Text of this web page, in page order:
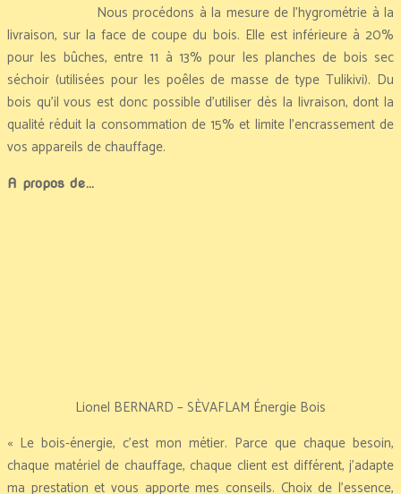
Nous procédons à la mesure de l’hygrométrie à la
livraison, sur la face de coupe du bois. Elle est inférieure à 20%
pour les bûches, entre 11 à 13% pour les planches de bois sec
séchoir (utilisées pour les poêles de masse de type Tulikivi). Du
bois qu’il vous est donc possible d’utiliser dès la livraison, dont la
qualité réduit la consommation de 15% et limite l’encrassement de
vos appareils de chauffage.
A propos de…
Lionel BERNARD – SÈVAFLAM Énergie Bois
« Le bois-énergie, c’est mon métier. Parce que chaque besoin,
chaque matériel de chauffage, chaque client est différent, j’adapte
ma prestation et vous apporte mes conseils. Choix de l’essence,